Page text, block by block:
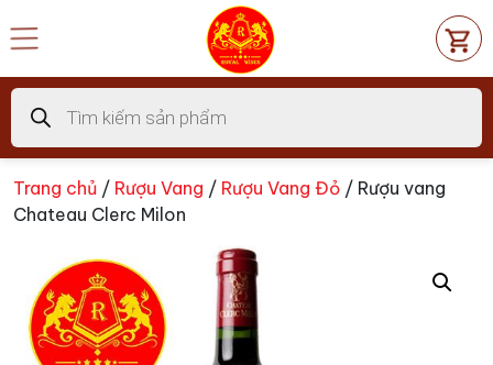
đến
dung
Tìm
kiếm
sản
phẩm
Trang chủ / Rượu Vang / Rượu Vang Đỏ / Rượu vang
Chateau Clerc Milon